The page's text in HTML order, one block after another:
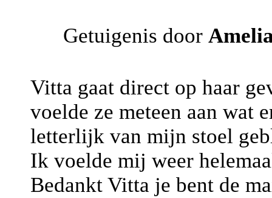
Getuigenis door
Vitta gaat direct op haar
voelde ze meteen aan wat
letterlijk van mijn stoel
Ik voelde mij weer
Bedankt Vitta je bent de